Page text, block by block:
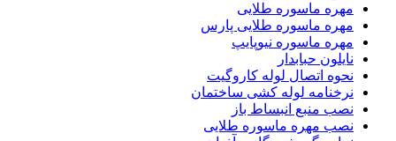
مهره ماسوره طلایی
مهره ماسوره طلایی پارس
مهره ماسوره نیوپایپ
نایلون حبابدار
نحوه اتصال لوله کاروگیت
نرخنامه لوله کشی ساختمان
نصب منبع انبساط باز
نصب مهره ماسوره طلایی